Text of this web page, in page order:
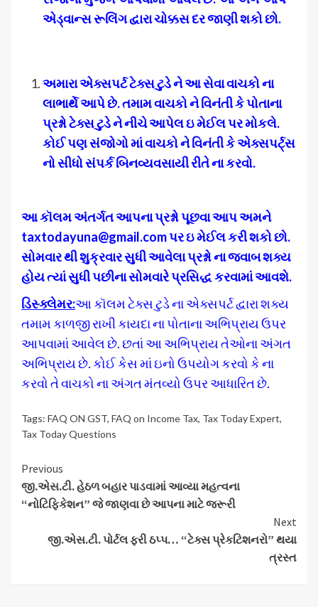
એડ્વાન્સ રૂલિંગ દ્વારા ચોક્કસ દર જાણી શકો છો.
અમારા એક્સપર્ટ ટેક્સ ટુડે ને આ સેવા વાચકો ના
લાભાર્થે આપે છે.તમામ વાચકો ને વિનંતી કે પોતાના
પ્રશ્નો ટેક્સ ટુડે ને નીચે આપેલ ઇ મેઈલ પર મોકલે.
કોઈ પણ સંજોગો માં વાચકો ને વિનંતી કે એક્સપર્ટ્સ
નો સીધો સંપર્ક બિનવ્યવસાયી રીતે ના કરવો.
આ કૉલમ અંતર્ગત આપના પ્રશ્નો પૂછવા આપ અમને
taxtodayuna@gmail.comપર ઇ મેઈલ કરી શકો છો.
સોમવાર થી શુક્રવાર સુધી આવેલા પ્રશ્નો ના જવાબ શક્ય
હોય ત્યાં સુધી પછીના સોમવારે પ્રસિદ્ધ કરવામાં આવશે.
ડિસ્ક્લેમર:આ કૉલમ ટેક્સ ટુડે ના એક્સપર્ટ દ્વારા શક્ય
તમામ કાળજી રાખી કાયદા ના પોતાના અભિપ્રાય ઉપર
આપવામાં આવેલ છે. છતાં આ અભિપ્રાય તેઓના અંગત
અભિપ્રાય છે. કોઈ કેસ માં ઇનો ઉપયોગ કરવો કે ના
કરવો તે વાચકો ના અંગત મંતવ્યો ઉપર આધારિત છે.
Tags: FAQ ON GST, FAQ on Income Tax, Tax Today Expert,
Tax Today Questions
Continue
Reading
Previous
જી.એસ.ટી. હેઠળ બહાર પાડવામાં આવ્યા મહત્વના
“નોટિફિકેશન” જે જાણવા છે આપના માટે જરૂરી
Next
જી.એસ.ટી. પોર્ટલ ફરી ઠપ્પ… “ટેક્સ પ્રેકટિશનરો” થયા
ત્રસ્ત